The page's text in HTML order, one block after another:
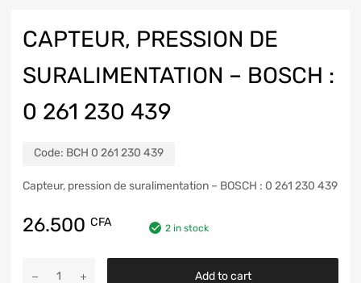
CAPTEUR, PRESSION DE
SURALIMENTATION – BOSCH :
0 261 230 439
Code: BCH 0 261 230 439
Capteur, pression de suralimentation – BOSCH : 0 261 230 439
26.500 CFA 2 in stock
Add to cart